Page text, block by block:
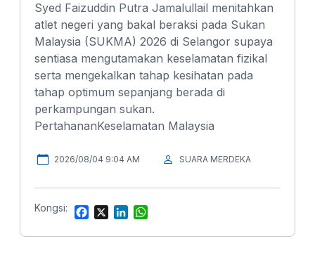
Syed Faizuddin Putra Jamalullail menitahkan
atlet negeri yang bakal beraksi pada Sukan
Malaysia (SUKMA) 2026 di Selangor supaya
sentiasa mengutamakan keselamatan fizikal
serta mengekalkan tahap kesihatan pada
tahap optimum sepanjang berada di
perkampungan sukan.
PertahananKeselamatan Malaysia
2026/08/04 9:04 AM SUARA MERDEKA
Kongsi:
c
n
a